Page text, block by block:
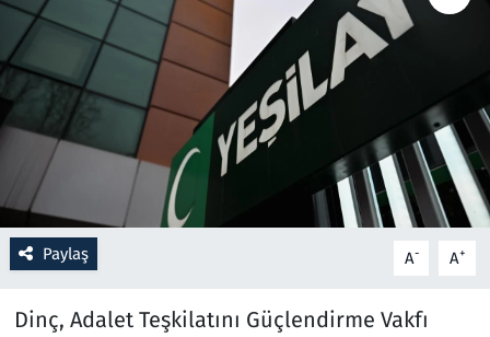
Paylaş A- A+
Dinç, Adalet Teşkilatını Güçlendirme Vakfı
Ramazan
Resmi İlanlar
Rüya Tabirleri
Savunma Sanayi